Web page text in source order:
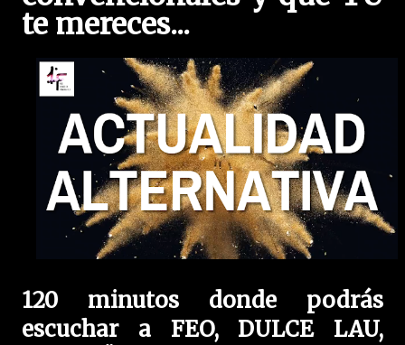
te mereces...
120 minutos donde podrás
escuchar a FEO, DULCE LAU,